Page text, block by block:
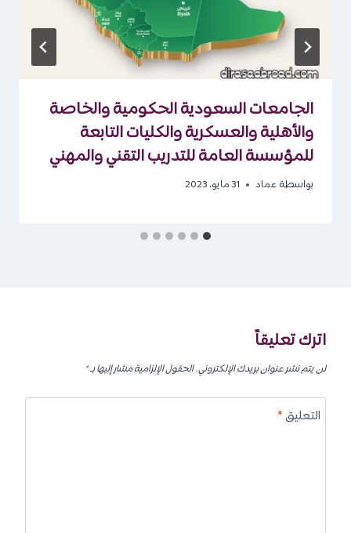
الجامعات السعودية الحكومية والخاصة
والأهلية والعسكرية والكليات التابعة
للمؤسسة العامة للتدريب التقني والمهني
بواسطة عماد 31 مايو، 2023
اترك تعليقاً
لن يتم نشر عنوان بريدك الإلكتروني.الحقول الإلزامية مشار إليها بـ*
التعليق*